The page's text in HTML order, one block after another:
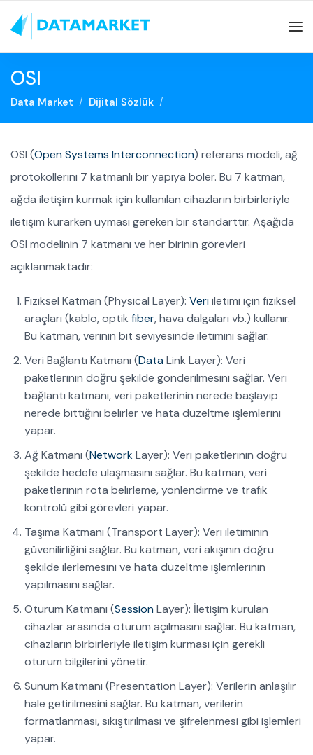
OSI
Data Market Dijital Sözlük
OSI (Open Systems Interconnection) referans modeli, ağ
protokollerini 7 katmanlı bir yapıya böler. Bu 7 katman,
ağda iletişim kurmak için kullanılan cihazların birbirleriyle
iletişim kurarken uyması gereken bir standarttır. Aşağıda
OSI modelinin 7 katmanı ve her birinin görevleri
açıklanmaktadır:
Fiziksel Katman (Physical Layer): Veriiletimi için fiziksel
araçları (kablo, optik fiber, hava dalgaları vb.) kullanır.
Bu katman, verinin bit seviyesinde iletimini sağlar.
Veri Bağlantı Katmanı (DataLink Layer): Veri
paketlerinin doğru şekilde gönderilmesini sağlar. Veri
bağlantı katmanı, veri paketlerinin nerede başlayıp
nerede bittiğini belirler ve hata düzeltme işlemlerini
yapar.
Ağ Katmanı (NetworkLayer): Veri paketlerinin doğru
şekilde hedefe ulaşmasını sağlar. Bu katman, veri
paketlerinin rota belirleme, yönlendirme ve trafik
kontrolü gibi görevleri yapar.
Taşıma Katmanı (Transport Layer): Veri iletiminin
güvenilirliğini sağlar. Bu katman, veri akışının doğru
şekilde ilerlemesini ve hata düzeltme işlemlerinin
yapılmasını sağlar.
Oturum Katmanı (SessionLayer): İletişim kurulan
cihazlar arasında oturum açılmasını sağlar. Bu katman,
cihazların birbirleriyle iletişim kurması için gerekli
oturum bilgilerini yönetir.
Sunum Katmanı (Presentation Layer): Verilerin anlaşılır
hale getirilmesini sağlar. Bu katman, verilerin
formatlanması, sıkıştırılması ve şifrelenmesi gibi işlemleri
yapar.